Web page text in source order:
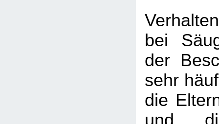
bei
der
sehr
die
und